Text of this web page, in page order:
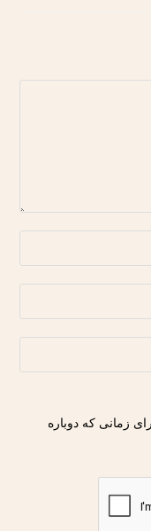
زمانی که دوباره